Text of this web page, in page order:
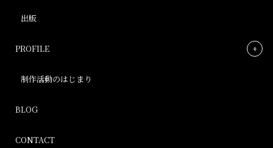
出版
PROFILE
制作活動のはじまり
BLOG
CONTACT